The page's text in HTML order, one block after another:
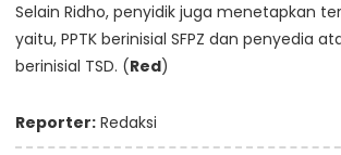
Selain Ridho, penyidik juga menetapkan
yaitu, PPTK berinisial SFPZ dan penyedia
berinisial TSD. (Red)
Reporter: Redaksi